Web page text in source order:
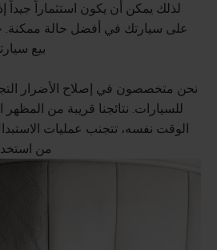
لذلك يمكن أن يكون استثماراً
على سيارتك في أفضل حالة
بيع
نحن متخصصون في إصلاح الأضرار
للسيارات. نتائجنا قريبة من
الوقت نفسه، تتجنب عمليات
من